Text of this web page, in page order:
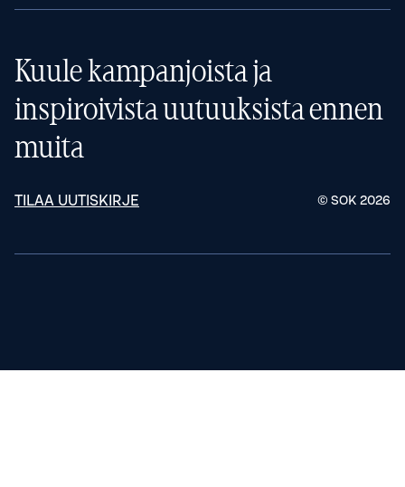
Kuule kampanjoista ja
inspiroivista uutuuksista ennen
muita
TILAA UUTISKIRJE © SOK 2026